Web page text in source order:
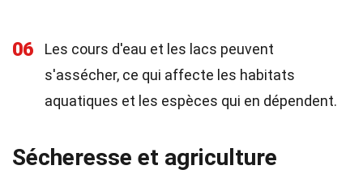
06
Les cours d'eau et les lacs peuvent
s'assécher, ce qui affecte les habitats
aquatiques et les espèces qui en dépendent.
Sécheresse et agriculture